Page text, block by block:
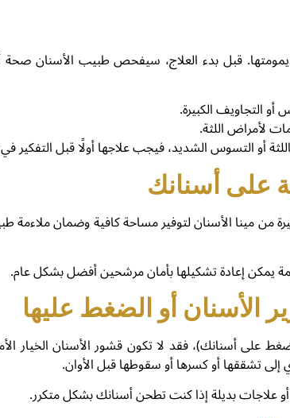
قبل بدء العلاج، سيفحص طبيب الأسنان صحة
التجاويف الكبيرة.
لأمراض اللثة.
أو التسوس الشديد، فيجب علاجها أولًا قبل التفكير
من مينا الأسنان لتوفير مساحة كافية وضمان ملاءمة
يمكن إعادة تشكيلها بأمان مرشحين أفضل بشكل عام.
على أسنانك)، فقد لا تكون قشور الأسنان الخيار
تشققها أو كسرها أو سقوطها قبل الأوان.
علاجات بديلة إذا كنت تطحن أسنانك بشكل متكرر.